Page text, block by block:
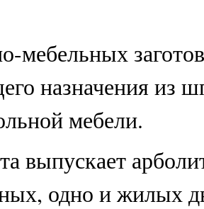
мебельных
назначения из
мебели.
выпускает
одно и жилых